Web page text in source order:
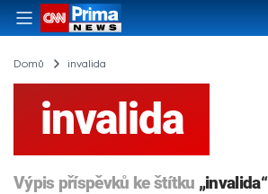
Domů invalida
invalida
Výpis příspěvků ke štítku „invalida“